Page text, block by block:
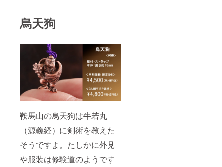
烏天狗
鞍馬山の烏天狗は牛若丸
（源義経）に剣術を教えた
そうですよ。たしかに外見
や服装は修験道のようです